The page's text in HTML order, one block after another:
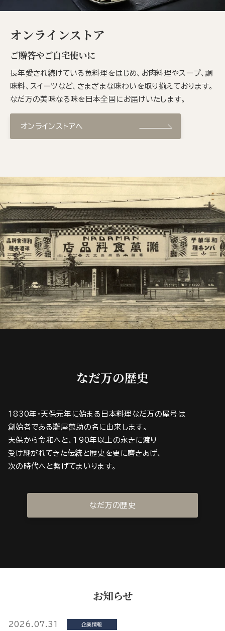
オンラインストア
ご贈答やご自宅使いに
長年愛され続けている魚料理をはじめ、お肉料理やスープ、調
味料、スイーツなど、さまざまな味わいを取り揃えております。
なだ万の美味なる味を日本全国にお届けいたします。
オンラインストアへ
なだ万の歴史
1830年・天保元年に始まる日本料理なだ万の屋号は
創始者である灘屋萬助の名に由来します。
天保から令和へと、190年以上の永きに渡り
受け継がれてきた伝統と歴史を更に磨きあげ、
次の時代へと繋げてまいります。
なだ万の歴史
お知らせ
2026.07.31 企業情報